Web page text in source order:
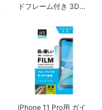
ドフレーム付き 3Dダ
覗き見防止
iPhone 11 Pro用 ガイ